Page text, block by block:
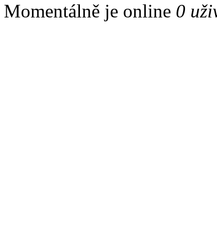
Momentálně je online 0